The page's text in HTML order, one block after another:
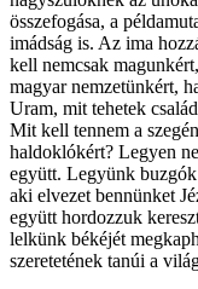
összefogása, a
imádság is. Az ima
kell nemcsak
magyar nemzetünkért,
Uram, mit tehetek
Mit kell tennem a
haldoklókért? Legyen
együtt. Legyünk
aki elvezet bennünket
együtt hordozzuk
lelkünk békéjét
szeretetének tanúi a